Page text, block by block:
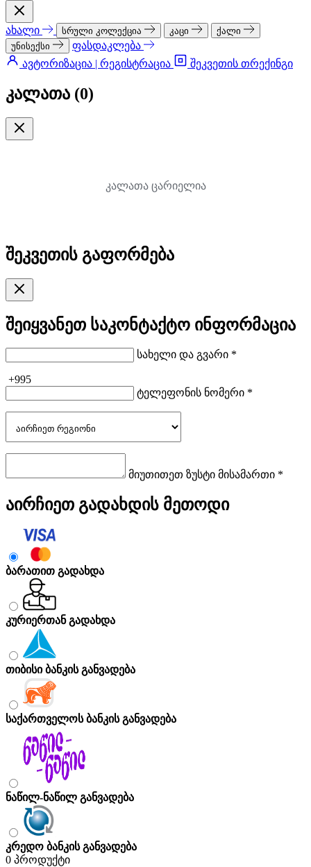
ახალი სრული კოლექცია კაცი
ქალი
უნისექსი
ფასდაკლება
ავტორიზაცია | რეგისტრაცია
შეკვეთის თრექინგი
კალათა (0)
კალათა ცარიელია
შეკვეთის გაფორმება
შეიყვანეთ საკონტაქტო ინფორმაცია
სახელი და გვარი *
+995
ტელეფონის ნომერი *
მიუთითეთ ზუსტი მისამართი *
აირჩიეთ გადახდის მეთოდი
ბარათით გადახდა
კურიერთან გადახდა
თიბისი ბანკის განვადება
საქართველოს ბანკის განვადება
ნაწილ-ნაწილ განვადება
კრედო ბანკის განვადება
0 პროდუქტი